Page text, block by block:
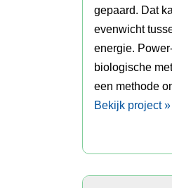
gepaard. Dat
evenwicht
energie.
biologische
een methode
Bekijk project »